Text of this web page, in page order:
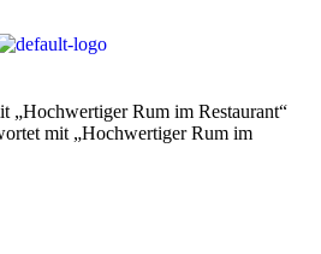
„Hochwertiger Rum im Restaurant“
mit „Hochwertiger Rum im